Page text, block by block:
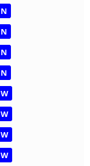
N
N
N
N
W
W
W
W